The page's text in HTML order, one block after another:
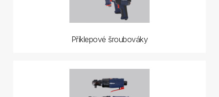
Příklepové šroubováky